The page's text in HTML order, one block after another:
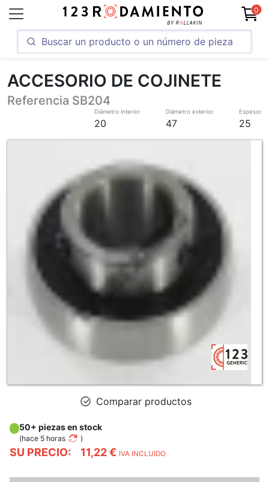
0
ACCESORIO DE COJINETE
Referencia SB204
Diámetro interior
20
Diámetro exterior
47
Espesor
25
Comparar productos
SU PRECIO: 11,22 € IVA INCLUIDO
50+ piezas en stock
(hace 5 horas )